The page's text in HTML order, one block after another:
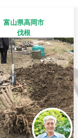
富山県高岡市
伐根